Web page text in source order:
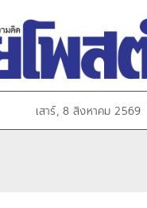
เสาร์, 8 สิงหาคม 2569